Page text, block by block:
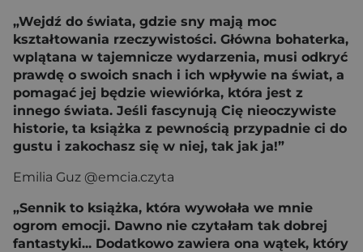
„Wejdź do świata, gdzie sny mają moc
kształtowania rzeczywistości. Główna bohaterka,
wplątana w tajemnicze wydarzenia, musi odkryć
prawdę o swoich snach i ich wpływie na świat, a
pomagać jej będzie wiewiórka, która jest z
innego świata. Jeśli fascynują Cię nieoczywiste
historie, ta książka z pewnością przypadnie ci do
gustu i zakochasz się w niej, tak jak ja!”
Emilia Guz @emcia.czyta
„Sennik to książka, która wywołała we mnie
ogrom emocji. Dawno nie czytałam tak dobrej
fantastyki... Dodatkowo zawiera ona wątek, który